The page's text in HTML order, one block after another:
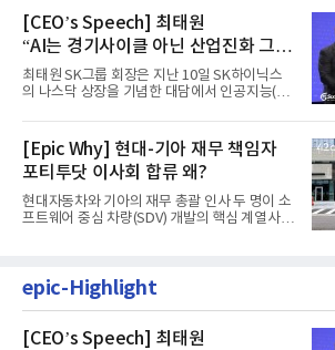
[CEO’s Speech] 최태원
“AI는 경기사이클 아닌 산업진화 그
자체”
최태원 SK그룹 회장은 지난 10일 SK하이닉스
의 나스닥 상장을 기념한 대담에서 인공지능(AI)
[Epic Why] 현대-기아 재무 책임자
포티투닷 이사회 합류 왜?
현대자동차와 기아의 재무 총괄 인사 두 명이 소
프트웨어 중심 차량(SDV) 개발의 핵심 계열사
epic-Highlight
[CEO’s Speech] 최태원